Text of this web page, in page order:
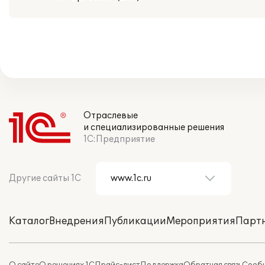
Отраслевые
и специализированные решения
1С:Предприятие
Другие сайты 1С
КаталогВнедренияПубликацииМероприятия